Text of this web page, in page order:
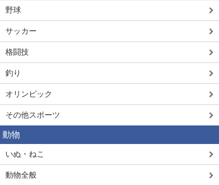
野球
サッカー
格闘技
釣り
オリンピック
その他スポーツ
動物
いぬ・ねこ
動物全般